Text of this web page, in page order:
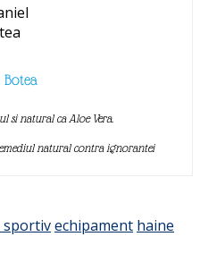
si natural ca Aloe Vera.
natural contra ignorantei
sportivechipament haine